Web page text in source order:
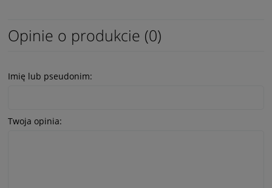
Opinie o produkcie (0)
Imię lub pseudonim:
Twoja opinia: